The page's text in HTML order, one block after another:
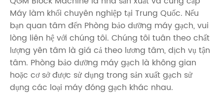
Máy làm khối chuyên nghiệp tại Trung Quốc. Nếu
bạn quan tâm đến Phòng bảo dưỡng máy gạch, vui
lòng liên hệ với chúng tôi. Chúng tôi tuân theo chất
lượng yên tâm là giá cả theo lương tâm, dịch vụ tận
tâm. Phòng bảo dưỡng máy gạch là không gian
hoặc cơ sở được sử dụng trong sản xuất gạch sử
dụng các loại máy đóng gạch khác nhau.